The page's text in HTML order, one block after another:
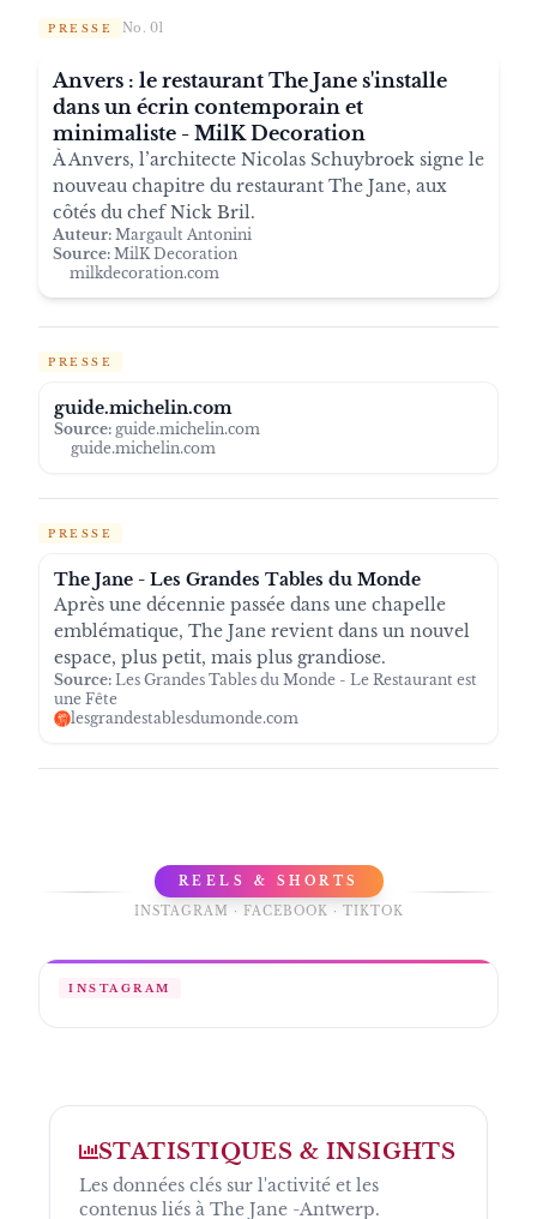
PRESSE No. 01
Anvers : le restaurant The Jane s'installe
dans un écrin contemporain et
minimaliste - MilK Decoration
À Anvers, l’architecte Nicolas Schuybroek signe le
nouveau chapitre du restaurant The Jane, aux
côtés du chef Nick Bril.
Auteur: Margault Antonini
Source: MilK Decoration
milkdecoration.com
PRESSE
guide.michelin.com
Source: guide.michelin.com
guide.michelin.com
PRESSE
The Jane - Les Grandes Tables du Monde
Après une décennie passée dans une chapelle
emblématique, The Jane revient dans un nouvel
espace, plus petit, mais plus grandiose.
Source: Les Grandes Tables du Monde - Le Restaurant est
une Fête
lesgrandestablesdumonde.com
REELS & SHORTS
INSTAGRAM · FACEBOOK · TIKTOK
INSTAGRAM
STATISTIQUES & INSIGHTS
Les données clés sur l'activité et les
contenus liés à The Jane -Antwerp.